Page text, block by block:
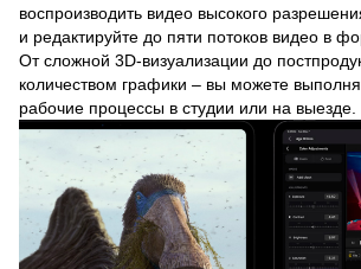
воспроизводить видео высокого
и редактируйте до пяти потоков видео в
От сложной 3D-визуализации до
количеством графики – вы можете
рабочие процессы в студии или на выезде.